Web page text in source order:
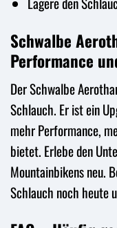
Schwalbe
Performance
Der Schwalbe
Schlauch. Er ist ein
mehr Performance,
bietet. Erlebe den
Mountainbikens neu.
Schlauch noch heute